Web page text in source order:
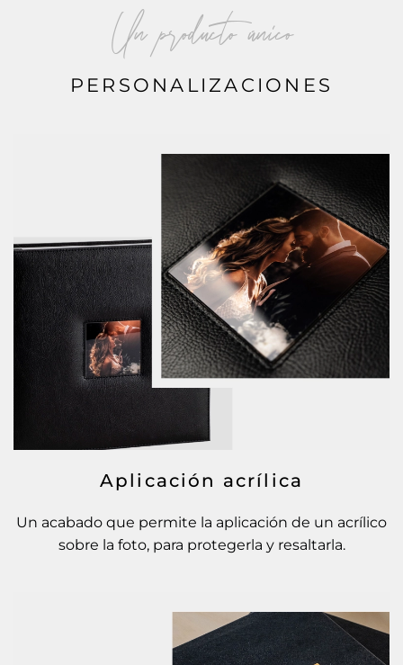
Un producto único
PERSONALIZACIONES
Aplicación acrílica
Un acabado que permite la aplicación de un acrílico
sobre la foto, para protegerla y resaltarla.